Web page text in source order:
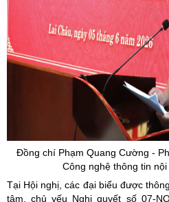
Đồng chí Phạm Quang Cường -
Công nghệ thông tin nội
Tại Hội nghị, các đại biểu được
tâm, chủ yếu Nghị quyết số 07-